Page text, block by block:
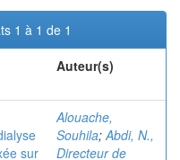
1 à 1 de 1
Auteur(s)
sur
Alouache,
Souhila;Abdi, N.,
Directeur de